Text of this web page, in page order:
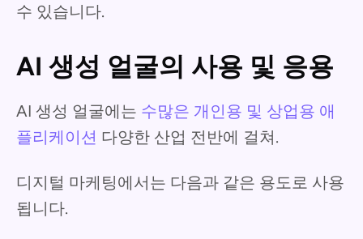
수 있습니다.
AI 생성 얼굴의 사용 및 응용
AI 생성 얼굴에는 수많은 개인용 및 상업용 애
플리케이션 다양한 산업 전반에 걸쳐.
디지털 마케팅에서는 다음과 같은 용도로 사용
됩니다.